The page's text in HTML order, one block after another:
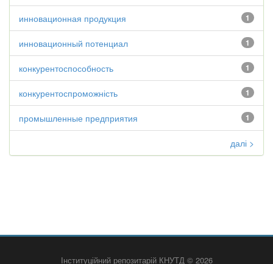
1
инновационная продукция
1
инновационный потенциал
1
конкурентоспособность
1
конкурентоспроможність
1
промышленные предприятия
далі >
Інституційний репозитарій КНУТД © 2026